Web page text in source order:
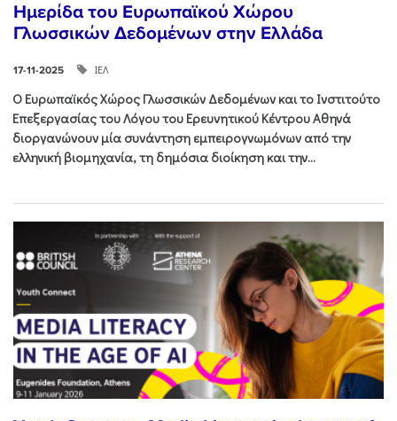
Ημερίδα του Ευρωπαϊκού Χώρου
Γλωσσικών Δεδομένων στην Ελλάδα
17-11-2025 ΙΕΛ
Ο Ευρωπαϊκός Χώρος Γλωσσικών Δεδομένων και το Ινστιτούτο
Επεξεργασίας του Λόγου του Ερευνητικού Κέντρου Αθηνά
διοργανώνουν μία συνάντηση εμπειρογνωμόνων από την
ελληνική βιομηχανία, τη δημόσια διοίκηση και την...